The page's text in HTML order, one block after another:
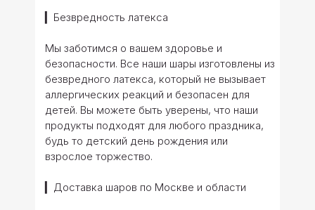
▎Безвредность латекса
Мы заботимся о вашем здоровье и
безопасности. Все наши шары изготовлены из
безвредного латекса, который не вызывает
аллергических реакций и безопасен для
детей. Вы можете быть уверены, что наши
продукты подходят для любого праздника,
будь то детский день рождения или
взрослое торжество.
▎Доставка шаров по Москве и области